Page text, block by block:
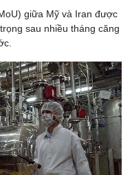
giữa Mỹ và Iran được
sau nhiều tháng căng